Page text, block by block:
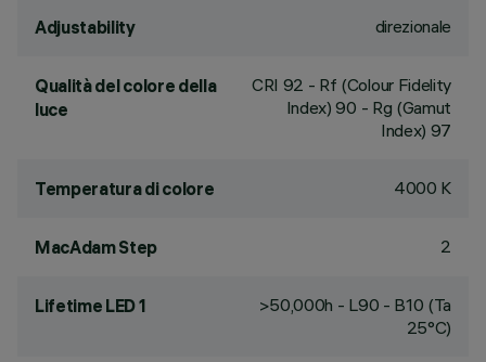
Adjustability direzionale
Qualità del colore della
luce
CRI 92 - Rf (Colour Fidelity
Index) 90 - Rg (Gamut
Index) 97
Temperatura di colore 4000 K
MacAdam Step 2
Lifetime LED 1
>50,000h - L90 - B10 (Ta
25°C)